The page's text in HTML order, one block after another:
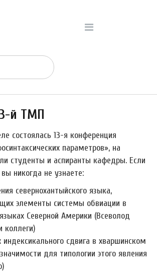
й ТМП
состоялась 13-я конференция
параметров», на
студенты и аспиранты кафедры. Если
никогда не узнаете:
севернохантыйского языка,
элементы системы обвиации в
Северной Америки (Всеволод
коллеги)
индексикального сдвига в хваршинском
для типологии этого явления